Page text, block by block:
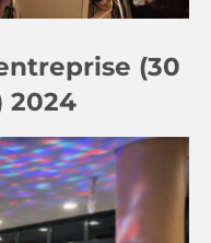
(30
2024